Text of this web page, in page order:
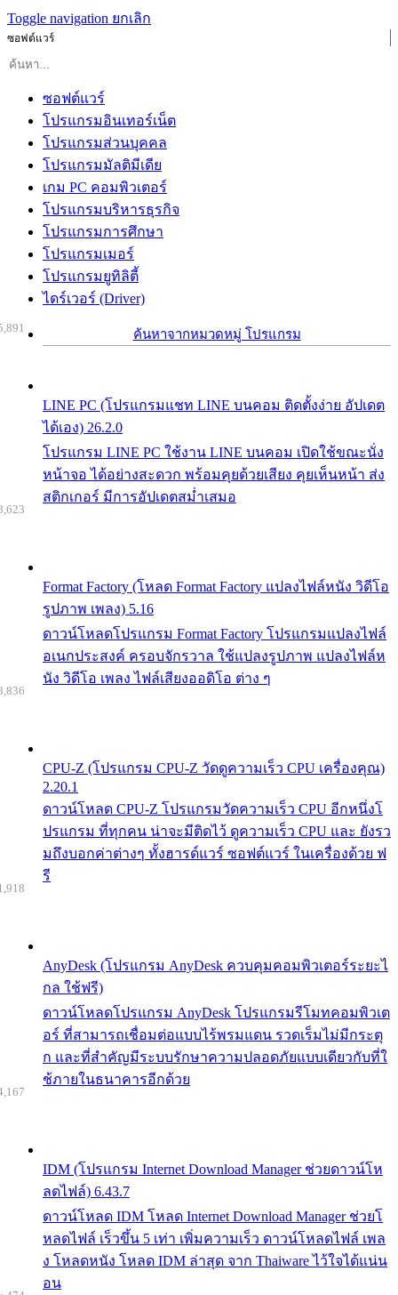
Toggle navigation ยกเลิก
ซอฟต์แวร์
ซอฟต์แวร์
โปรแกรมอินเทอร์เน็ต
โปรแกรมส่วนบุคคล
โปรแกรมมัลติมีเดีย
เกม PC คอมพิวเตอร์
โปรแกรมบริหารธุรกิจ
โปรแกรมการศึกษา
โปรแกรมเมอร์
โปรแกรมยูทิลิตี้
ไดร์เวอร์ (Driver)
ค้นหาจากหมวดหมู่ โปรแกรม
LINE PC (โปรแกรมแชท LINE บนคอม ติดตั้งง่าย อัปเดต
ได้เอง) 26.2.0
โปรแกรม LINE PC ใช้งาน LINE บนคอม เปิดใช้ขณะนั่ง
หน้าจอ ได้อย่างสะดวก พร้อมคุยด้วยเสียง คุยเห็นหน้า ส่ง
สติกเกอร์ มีการอัปเดตสม่ำเสมอ
Format Factory (โหลด Format Factory แปลงไฟล์หนัง วิดีโอ
รูปภาพ เพลง) 5.16
ดาวน์โหลดโปรแกรม Format Factory โปรแกรมแปลงไฟล์
อเนกประสงค์ ครอบจักรวาล ใช้แปลงรูปภาพ แปลงไฟล์ห
นัง วิดีโอ เพลง ไฟล์เสียงออดิโอ ต่าง ๆ
CPU-Z (โปรแกรม CPU-Z วัดดูความเร็ว CPU เครื่องคุณ)
2.20.1
ดาวน์โหลด CPU-Z โปรแกรมวัดความเร็ว CPU อีกหนึ่งโ
ปรแกรม ที่ทุกคน น่าจะมีติดไว้ ดูความเร็ว CPU และ ยังรว
มถึงบอกค่าต่างๆ ทั้งฮารด์แวร์ ซอฟต์แวร์ ในเครื่องด้วย ฟ
รี
AnyDesk (โปรแกรม AnyDesk ควบคุมคอมพิวเตอร์ระยะไ
กล ใช้ฟรี)
ดาวน์โหลดโปรแกรม AnyDesk โปรแกรมรีโมทคอมพิวเต
อร์ ที่สามารถเชื่อมต่อแบบไร้พรมแดน รวดเร็มไม่มีกระตุ
ก และที่สำคัญมีระบบรักษาความปลอดภัยแบบเดียวกับที่ใ
ช้ภายในธนาคารอีกด้วย
IDM (โปรแกรม Internet Download Manager ช่วยดาวน์โห
ลดไฟล์) 6.43.7
ดาวน์โหลด IDM โหลด Internet Download Manager ช่วยโ
หลดไฟล์ เร็วขึ้น 5 เท่า เพิ่มความเร็ว ดาวน์โหลดไฟล์ เพล
ง โหลดหนัง โหลด IDM ล่าสุด จาก Thaiware ไว้ใจได้แน่น
อน